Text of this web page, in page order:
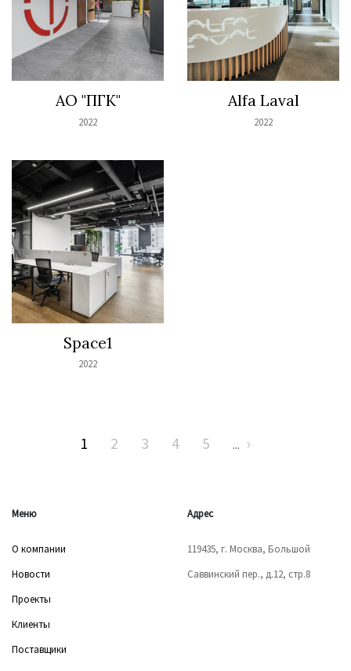
АО "ПГК"
2022
Alfa Laval
2022
Space1
2022
1 2 3 4 5 ... ›
Меню
О компании
Новости
Проекты
Клиенты
Поставщики
Адрес
119435, г. Москва, Большой
Саввинский пер., д.12, стр.8